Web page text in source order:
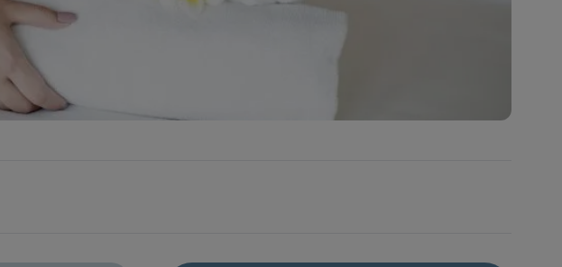
Comisionado de Transparencia